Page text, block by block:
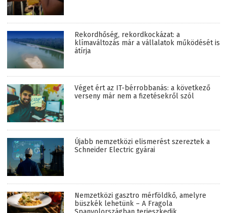
Rekordhőség, rekordkockázat: a
klímaváltozás már a vállalatok működését is
átírja
Véget ért az IT-bérrobbanás: a következő
verseny már nem a fizetésekről szól
Újabb nemzetközi elismerést szereztek a
Schneider Electric gyárai
Nemzetközi gasztro mérföldkő, amelyre
büszkék lehetünk – A Fragola